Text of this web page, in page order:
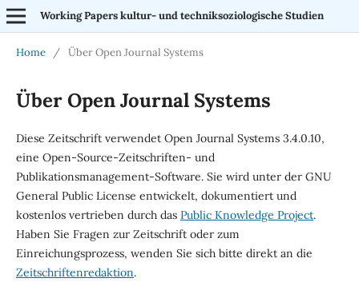
Working Papers kultur- und techniksoziologische Studien
Home / Über Open Journal Systems
Über Open Journal Systems
Diese Zeitschrift verwendet Open Journal Systems 3.4.0.10,
eine Open-Source-Zeitschriften- und
Publikationsmanagement-Software. Sie wird unter der GNU
General Public License entwickelt, dokumentiert und
kostenlos vertrieben durch das Public Knowledge Project.
Haben Sie Fragen zur Zeitschrift oder zum
Einreichungsprozess, wenden Sie sich bitte direkt an die
Zeitschriftenredaktion.